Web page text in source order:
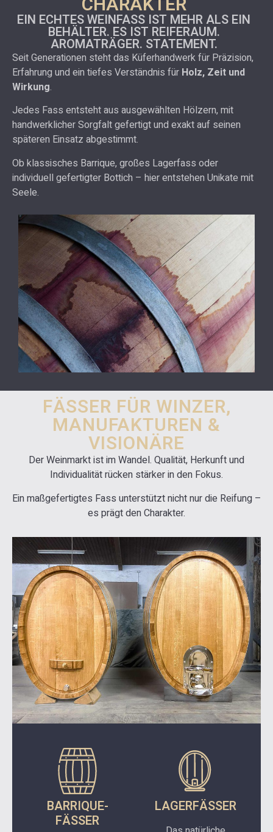
EIN ECHTES WEINFASS IST MEHR ALS EIN
BEHÄLTER. ES IST REIFERAUM.
AROMATRÄGER. STATEMENT.
Seit Generationen steht das Küferhandwerk für Präzision,
Erfahrung und ein tiefes Verständnis für Holz, Zeit und
Wirkung.
Jedes Fass entsteht aus ausgewählten Hölzern, mit
handwerklicher Sorgfalt gefertigt und exakt auf seinen
späteren Einsatz abgestimmt.
Ob klassisches Barrique, großes Lagerfass oder
individuell gefertigter Bottich – hier entstehen Unikate mit
Seele.
FÄSSER FÜR WINZER,
MANUFAKTUREN &
VISIONÄRE
Der Weinmarkt ist im Wandel. Qualität, Herkunft und
Individualität rücken stärker in den Fokus.
Ein maßgefertigtes Fass unterstützt nicht nur die Reifung –
es prägt den Charakter.
BARRIQUE-
FÄSSER
LAGERFÄSSER